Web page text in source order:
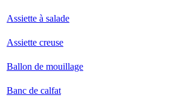
Assiette à salade
Assiette creuse
Ballon de mouillage
Banc de calfat